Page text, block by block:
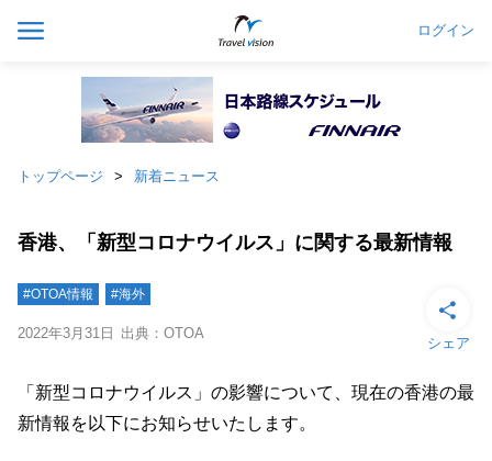
ログイン
トップページ 新着ニュース
香港、「新型コロナウイルス」に関する最新情報
#OTOA情報 #海外
2022年3月31日 出典：OTOA
シェア
「新型コロナウイルス」の影響について、現在の香港の最
新情報を以下にお知らせいたします。